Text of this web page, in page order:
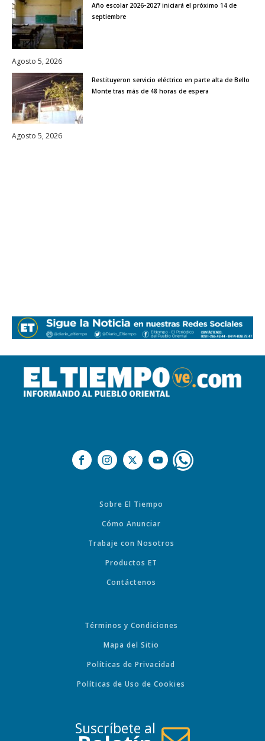
Año escolar 2026-2027 iniciará el próximo 14 de
septiembre
Agosto 5, 2026
Restituyeron servicio eléctrico en parte alta de Bello
Monte tras más de 48 horas de espera
Agosto 5, 2026
Sobre El Tiempo
Cómo Anunciar
Trabaje con Nosotros
Productos ET
Contáctenos
Términos y Condiciones
Mapa del Sitio
Políticas de Privacidad
Políticas de Uso de Cookies
Suscríbete al